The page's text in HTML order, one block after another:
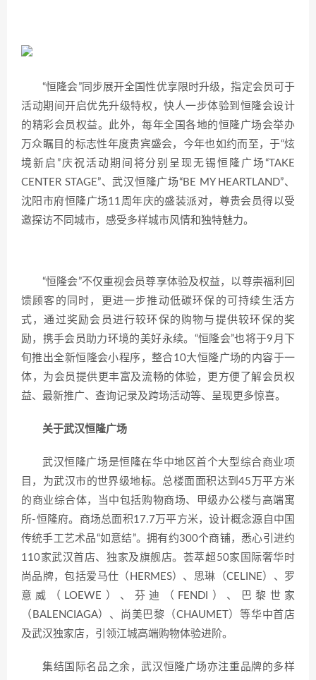
“恒隆会”同步展开全国性优享限时升级，指定会员可于
活动期间开启优先升级特权，快人一步体验到恒隆会设计
的精彩会员权益。此外，每年全国各地的恒隆广场会举办
万众瞩目的标志性年度贵宾盛会，今年也如约而至，于“炫
境新启”庆祝活动期间将分别呈现无锡恒隆广场“TAKE
CENTER STAGE”、武汉恒隆广场“BE MY HEARTLAND”、
沈阳市府恒隆广场11周年庆的盛装派对，尊贵会员得以受
邀探访不同城市，感受多样城市风情和独特魅力。
“恒隆会”不仅重视会员尊享体验及权益，以尊崇福利回
馈顾客的同时，更进一步推动低碳环保的可持续生活方
式，通过奖励会员进行较环保的购物与提供较环保的奖
励，携手会员助力环境的美好永续。“恒隆会”也将于9月下
旬推出全新恒隆会小程序，整合10大恒隆广场的内容于一
体，为会员提供更丰富及流畅的体验，更方便了解会员权
益、最新推广、查询记录及跨场活动等、呈现更多惊喜。
关于武汉恒隆广场
武汉恒隆广场是恒隆在华中地区首个大型综合商业项
目，为武汉市的世界级地标。总楼面面积达到45万平方米
的商业综合体，当中包括购物商场、甲级办公楼与高端寓
所-恒隆府。商场总面积17.7万平方米，设计概念源自中国
传统手工艺术品“如意结”。拥有约300个商铺，悉心引进约
110家武汉首店、独家及旗舰店。荟萃超50家国际奢华时
尚品牌，包括爱马仕（HERMES）、思琳（CELINE）、罗
意威（LOEWE）、芬迪（FENDI）、巴黎世家
（BALENCIAGA）、尚美巴黎（CHAUMET）等华中首店
及武汉独家店，引领江城高端购物体验进阶。
集结国际名品之余，武汉恒隆广场亦注重品牌的多样